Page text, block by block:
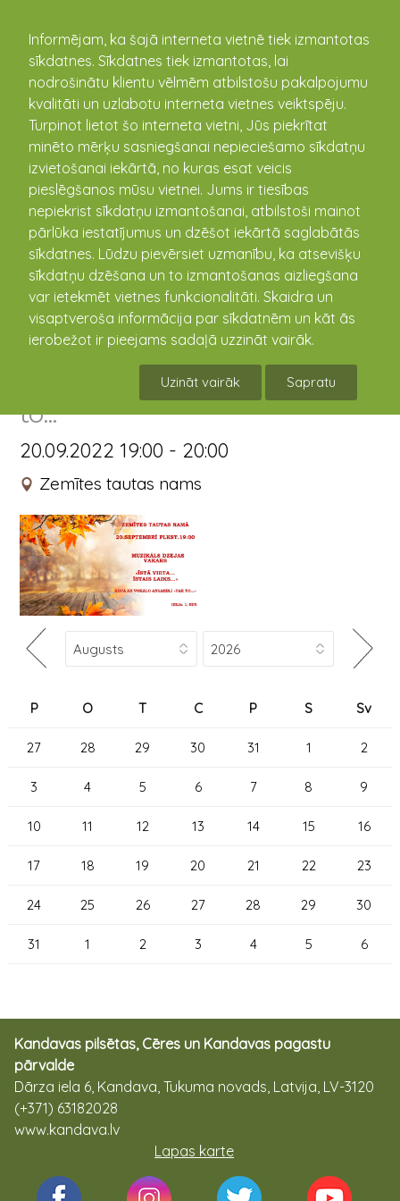
Informējam, ka šajā interneta vietnē tiek izmantotas
sīkdatnes. Sīkdatnes tiek izmantotas, lai
nodrošinātu klientu vēlmēm atbilstošu pakalpojumu
kvalitāti un uzlabotu interneta vietnes veiktspēju.
Turpinot lietot šo interneta vietni, Jūs piekrītat
minēto mērķu sasniegšanai nepieciešamo sīkdatņu
izvietošanai iekārtā, no kuras esat veicis
pieslēgšanos mūsu vietnei. Jums ir tiesības
nepiekrist sīkdatņu izmantošanai, atbilstoši mainot
pārlūka iestatījumus un dzēšot iekārtā saglabātās
sīkdatnes. Lūdzu pievērsiet uzmanību, ka atsevišķu
sīkdatņu dzēšana un to izmantošanas aizliegšana
var ietekmēt vietnes funkcionalitāti. Skaidra un
visaptveroša informācija par sīkdatnēm un kāt ās
ierobežot ir pieejams sadaļā uzzināt vairāk.
Uzināt vairāk Sapratu
kandava.lv
PASĀKUMU
KALENDĀRS
Muzikāls dzejas vakars " "Īstā
vieta... Īstais laiks..." kopā ar
Vānes vokālo ansambli "Par
to..."
20.09.2022 19:00 - 20:00
Zemītes tautas nams
P O T C P S Sv
27 28 29 30 31 1 2
3 4 5 6 7 8 9
10 11 12 13 14 15 16
17 18 19 20 21 22 23
24 25 26 27 28 29 30
31 1 2 3 4 5 6
Kandavas pilsētas, Cēres un Kandavas pagastu
pārvalde
Dārza iela 6, Kandava, Tukuma novads, Latvija, LV-3120
(+371) 63182028
www.kandava.lv
Lapas karte